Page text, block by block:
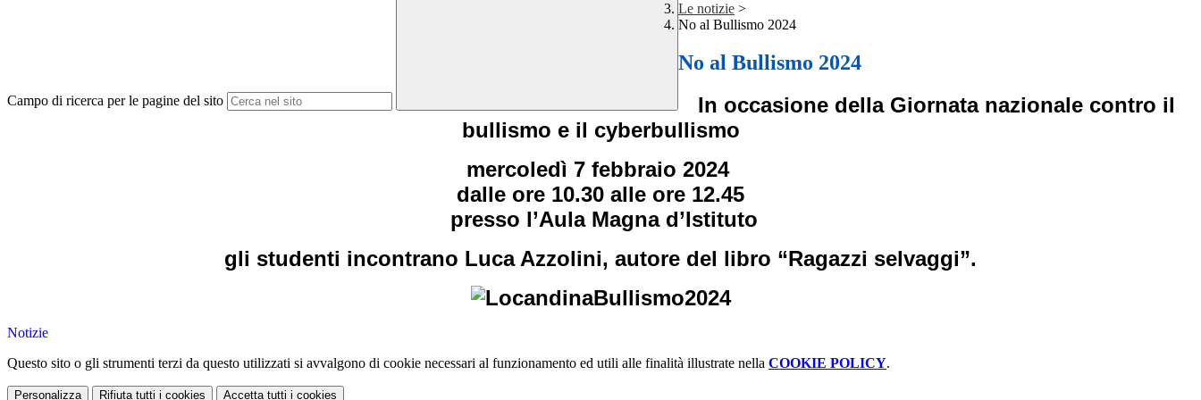
Campo di ricerca per le pagine del sito
Le notizie >
No al Bullismo 2024
No al Bullismo 2024
In occasione della Giornata nazionale contro il
bullismo e il cyberbullismo
mercoledì 7 febbraio 2024
dalle ore 10.30 alle ore 12.45
presso l’Aula Magna d’Istituto
gli studenti incontrano Luca Azzolini, autore del libro “Ragazzi selvaggi”.
Notizie
Questo sito o gli strumenti terzi da questo utilizzati si avvalgono di cookie necessari al funzionamento ed utili alle finalità illustrate nella COOKIE POLICY.
Personalizza Rifiuta tutti i cookies Accetta tutti i cookies